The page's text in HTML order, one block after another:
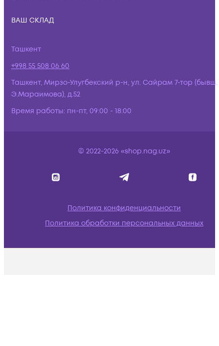
ВАШ СКЛАД
Ташкент
+998 55 508 06 60
Ташкент, Мирзо-Улугбекский р-н, ул. Сайрам 7-тор (бывш.
Э.Мараимова), д.52
Время работы: пн-пт, 09:00 - 18:00
© 2022-2026 «shop.nag.uz»
Политика конфиденциальности
Политика обработки персональных данных